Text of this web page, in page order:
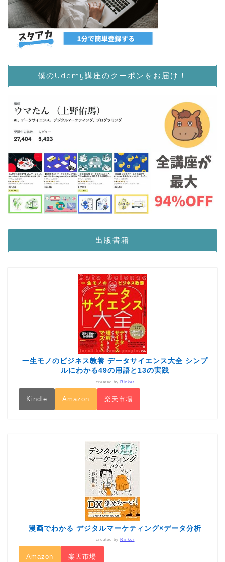
僕のUdemy講座のクーポンをお届け！
出版書籍
一生モノのビジネス教養 データサイエンス大全 シンプ
ルにわかる49の用語と13の実践
created by Rinker
Kindle Amazon 楽天市場
漫画でわかる デジタルマーケティング×データ分析
created by Rinker
Amazon 楽天市場